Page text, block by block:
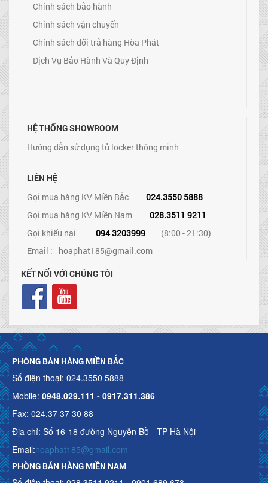
Chính sách bảo hành
Chính sách vận chuyển
Chính sách đổi trả hàng Hòa Phát
Dịch Vụ Bảo Hành Và Quy Định
HỆ THỐNG SHOWROOM
Hướng dẫn sử dụng tủ locker thông minh
LIÊN HỆ
Gọi mua hàng KV Miền Bắc
024.3550 5888
Gọi mua hàng KV Miền Nam
028.3511 9211
Gọi khiếu nại
094 3203999
(8:00 - 21:30)
Email : hoaphat185@gmail.com
KẾT NỐI VỚI CHÚNG TÔI
PHÒNG BÁN HÀNG MIỀN BẮC
Số điện thoại: 024.3550 5888
Mobile: 0948.029.111 - 0917.311.386
Fax: 024.37 37 30 88
Địa chỉ: Số 16-18 đường Nguyễn Bồ - TP Hà Nội
Email:hoaphat185@gmail.com
PHÒNG BÁN HÀNG MIỀN NAM